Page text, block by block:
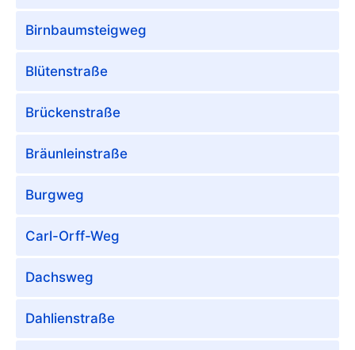
Birnbaumsteigweg
Blütenstraße
Brückenstraße
Bräunleinstraße
Burgweg
Carl-Orff-Weg
Dachsweg
Dahlienstraße